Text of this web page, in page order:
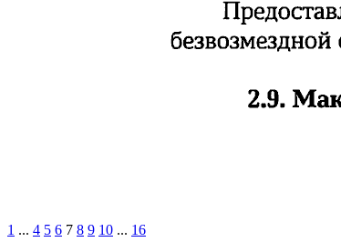
1 ... 4 5 6 7 8 9 10 ... 16